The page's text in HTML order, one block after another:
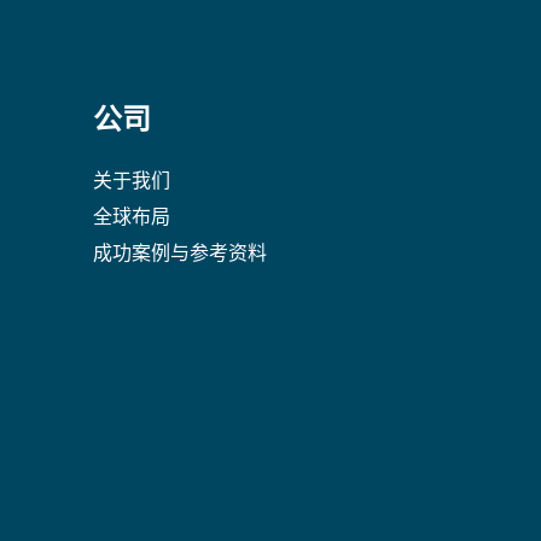
公司
关于我们
全球布局
成功案例与参考资料